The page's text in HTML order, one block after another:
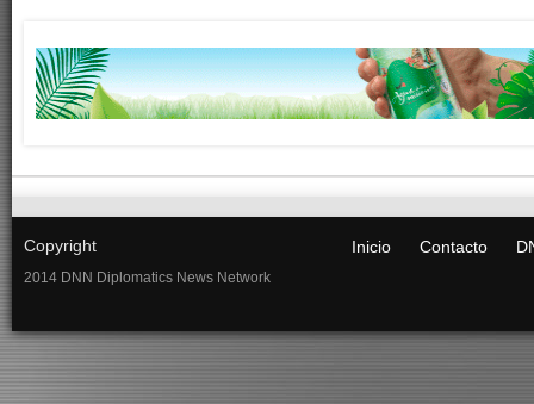
Copyright
2014 DNN Diplomatics News Network
Inicio Contacto